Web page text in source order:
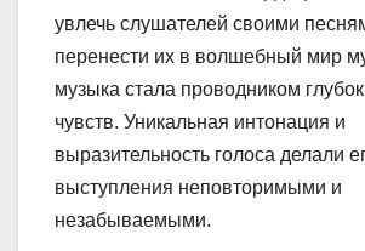
увлечь слушателей своими
перенести их в волшебный мир
музыка стала проводником
чувств. Уникальная интонация и
выразительность голоса делали
выступления неповторимыми и
незабываемыми.